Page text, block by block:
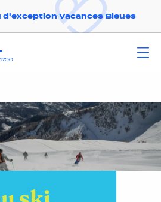
d'exception Vacances Bleues